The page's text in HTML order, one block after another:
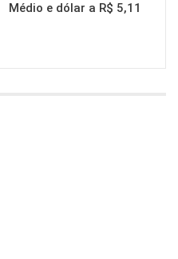
Médio e dólar a R$ 5,11